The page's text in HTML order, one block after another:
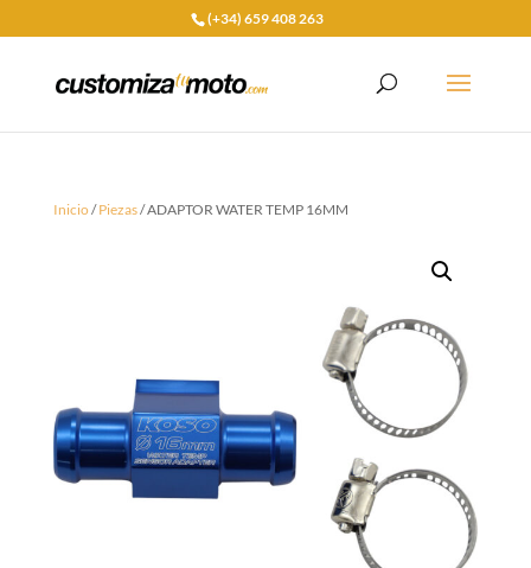
(+34) 659 408 263
Inicio/Piezas/ ADAPTOR WATER TEMP 16MM